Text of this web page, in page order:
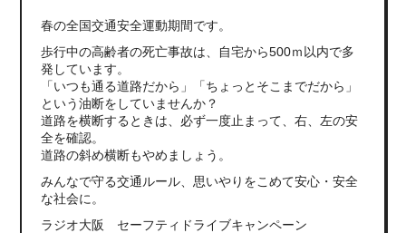
春の全国交通安全運動期間です。
歩行中の高齢者の死亡事故は、自宅から500ｍ以内で多
発しています。
「いつも通る道路だから」「ちょっとそこまでだから」
という油断をしていませんか？
道路を横断するときは、必ず一度止まって、右、左の安
全を確認。
道路の斜め横断もやめましょう。
みんなで守る交通ルール、思いやりをこめて安心・安全
な社会に。
ラジオ大阪 セーフティドライブキャンペーン